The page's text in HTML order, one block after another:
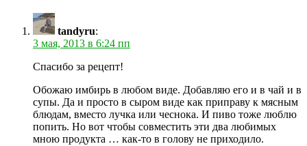
tandyru:
3 мая, 2013 в 6:24 пп
Спасибо за рецепт!
Обожаю имбирь в любом виде. Добавляю его и в чай и в
супы. Да и просто в сыром виде как приправу к мясным
блюдам, вместо лучка или чеснока. И пиво тоже люблю
попить. Но вот чтобы совместить эти два любимых
мною продукта … как-то в голову не приходило.